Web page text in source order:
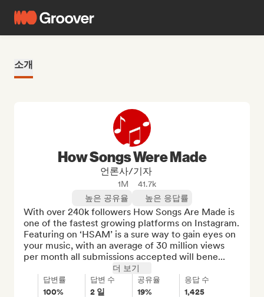
소개
How Songs Were Made
언론사/기자
1M
41.7k
높은 공유율
높은 응답률
With over 240k followers How Songs Are Made is
one of the fastest growing platforms on Instagram.
Featuring on ‘HSAM’ is a sure way to gain eyes on
your music, with an average of 30 million views
per month all submissions accepted will bene...
더 보기
답변률
100%
답변 수
2 일
공유율
19%
응답 수
1,425